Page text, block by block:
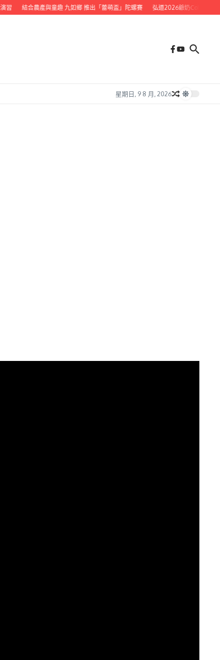
結合農產與童趣 九如鄉 推出「蕾萌盃」陀螺賽 弘道2026爺奶Color Walk
星期日, 9 8 月, 2026